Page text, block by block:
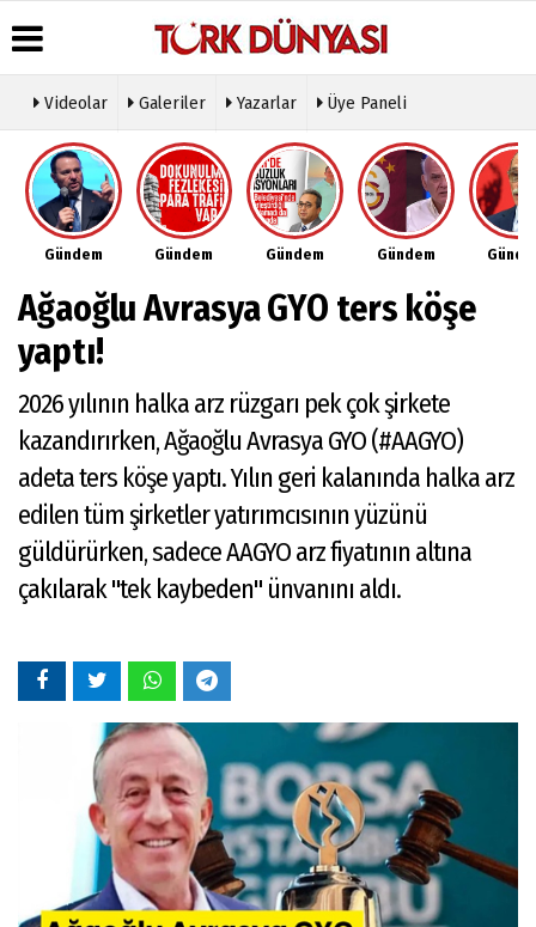
Üye Paneli
Haber
Arşivi
Gazete
Arşivi
Günün
Haberleri
Hava
Durumu
Gazete
Manşetleri
Anketler
Biyografiler
Köşe
Yazarları
Video
Galeri
Foto
Etkinlikler
Künye
İletişim
Çerez
Politikası
İlkeleri
Videolar Galeriler Yazarlar Üye Paneli
Gündem Gündem Gündem Gündem
Ağaoğlu Avrasya GYO ters köşe
yaptı!
2026 yılının halka arz rüzgarı pek çok şirkete
kazandırırken, Ağaoğlu Avrasya GYO (#AAGYO)
adeta ters köşe yaptı. Yılın geri kalanında halka arz
edilen tüm şirketler yatırımcısının yüzünü
güldürürken, sadece AAGYO arz fiyatının altına
çakılarak "tek kaybeden" ünvanını aldı.